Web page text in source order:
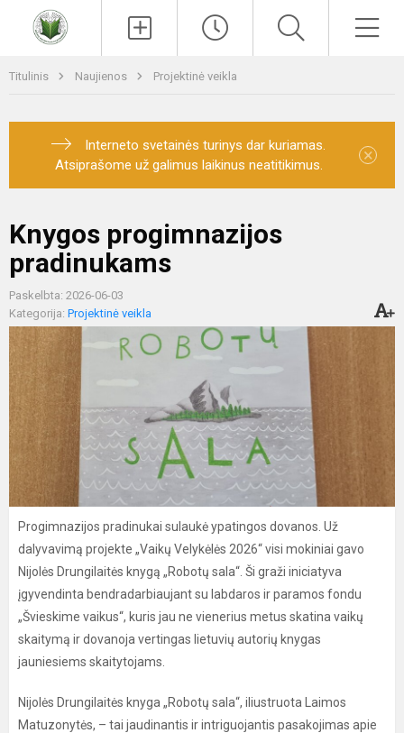
Titulinis Naujienos Projektinė veikla
Interneto svetainės turinys dar kuriamas.
Atsiprašome už galimus laikinus neatitikimus.
×
Knygos progimnazijos
pradinukams
Paskelbta: 2026-06-03
Kategorija: Projektinė veikla
Progimnazijos pradinukai sulaukė ypatingos dovanos. Už
dalyvavimą projekte „Vaikų Velykėlės 2026“ visi mokiniai gavo
Nijolės Drungilaitės knygą „Robotų sala“. Ši graži iniciatyva
įgyvendinta bendradarbiaujant su labdaros ir paramos fondu
„Švieskime vaikus“, kuris jau ne vienerius metus skatina vaikų
skaitymą ir dovanoja vertingas lietuvių autorių knygas
jauniesiems skaitytojams.
Nijolės Drungilaitės knyga „Robotų sala“, iliustruota Laimos
Matuzonytės, – tai jaudinantis ir intriguojantis pasakojimas apie